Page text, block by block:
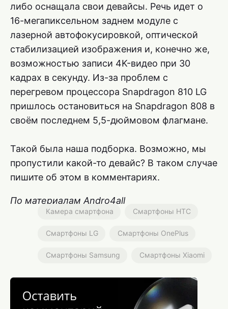
либо оснащала свои девайсы. Речь идет о
16-мегапиксельном заднем модуле с
лазерной автофокусировкой, оптической
стабилизацией изображения и, конечно же,
возможностью записи 4K-видео при 30
кадрах в секунду. Из-за проблем с
перегревом процессора Snapdragon 810 LG
пришлось остановиться на Snapdragon 808 в
своём последнем 5,5-дюймовом флагмане.
Такой была наша подборка. Возможно, мы
пропустили какой-то девайс? В таком случае
пишите об этом в комментариях.
По материалам Andro4all
Камера смартфона Смартфоны HTC
Смартфоны LG Смартфоны OnePlus
Смартфоны Samsung Смартфоны Xiaomi